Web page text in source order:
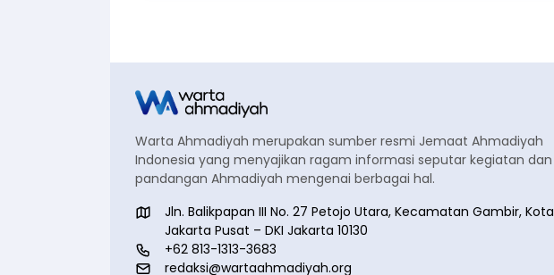
Warta Ahmadiyah merupakan sumber resmi Jemaat Ahmadiyah
Indonesia yang menyajikan ragam informasi seputar kegiatan dan
pandangan Ahmadiyah mengenai berbagai hal.
Jln. Balikpapan III No. 27 Petojo Utara, Kecamatan Gambir, Kota
Jakarta Pusat – DKI Jakarta 10130
+62 813-1313-3683
redaksi@wartaahmadiyah.org